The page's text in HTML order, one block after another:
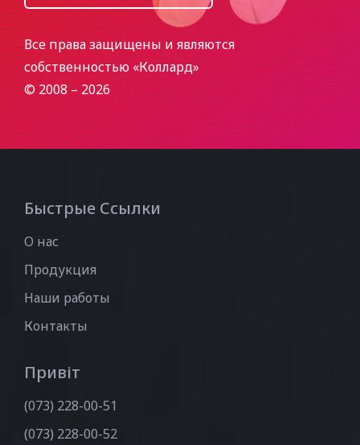
Все права защищены и являются
собственностью «Коллард»
© 2008 – 2026
Быстрые Ссылки
О нас
Продукция
Наши работы
Контакты
Привіт
(073) 228-00-51
(073) 228-00-52